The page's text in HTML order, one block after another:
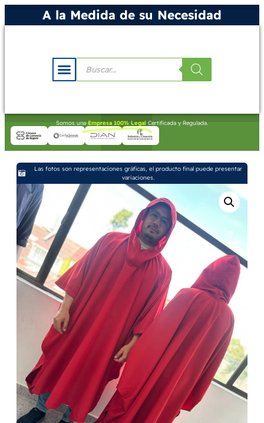
A la Medida de su Necesidad
Somos una Empresa 100% Legal Certificada y Regulada.
Las fotos son representaciones gráficas, el producto final puede presentar
variaciones.